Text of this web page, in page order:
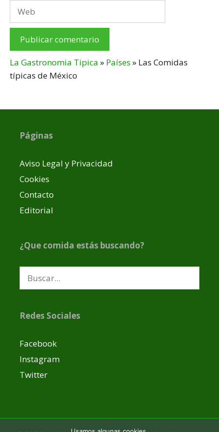
Web
La Gastronomia Tipica » Países » Las Comidas
típicas de México
Páginas
Aviso Legal y Privacidad
Cookies
Contacto
Editorial
¿Que comida estás buscando?
Buscar:
Redes Sociales
Facebook
Instagram
Twitter